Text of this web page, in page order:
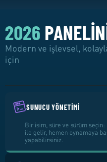
2026
Modern ve işlevsel,
için
SUNUCU YÖNETIMI
Bir isim, süre ve sürüm
ile gelir, hemen oynamaya
yapabilirsiniz.